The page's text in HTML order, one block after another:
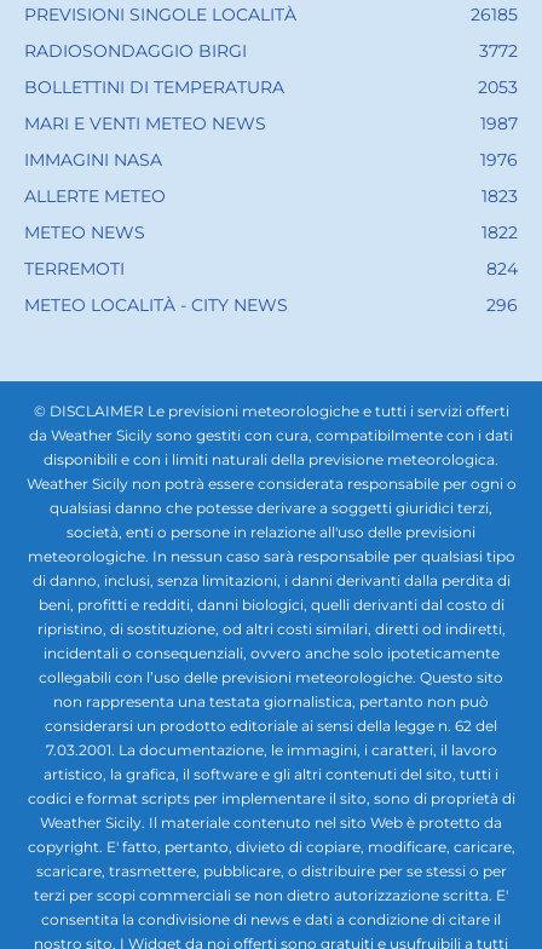
PREVISIONI SINGOLE LOCALITÀ
26185
RADIOSONDAGGIO BIRGI
3772
BOLLETTINI DI TEMPERATURA
2053
MARI E VENTI METEO NEWS
1987
IMMAGINI NASA
1976
ALLERTE METEO
1823
METEO NEWS
1822
TERREMOTI
824
METEO LOCALITÀ - CITY NEWS
296
© DISCLAIMER Le previsioni meteorologiche e tutti i servizi offerti
da Weather Sicily sono gestiti con cura, compatibilmente con i dati
disponibili e con i limiti naturali della previsione meteorologica.
Weather Sicily non potrà essere considerata responsabile per ogni o
qualsiasi danno che potesse derivare a soggetti giuridici terzi,
società, enti o persone in relazione all'uso delle previsioni
meteorologiche. In nessun caso sarà responsabile per qualsiasi tipo
di danno, inclusi, senza limitazioni, i danni derivanti dalla perdita di
beni, profitti e redditi, danni biologici, quelli derivanti dal costo di
ripristino, di sostituzione, od altri costi similari, diretti od indiretti,
incidentali o consequenziali, ovvero anche solo ipoteticamente
collegabili con l’uso delle previsioni meteorologiche. Questo sito
non rappresenta una testata giornalistica, pertanto non può
considerarsi un prodotto editoriale ai sensi della legge n. 62 del
7.03.2001. La documentazione, le immagini, i caratteri, il lavoro
artistico, la grafica, il software e gli altri contenuti del sito, tutti i
codici e format scripts per implementare il sito, sono di proprietà di
Weather Sicily. Il materiale contenuto nel sito Web è protetto da
copyright. E' fatto, pertanto, divieto di copiare, modificare, caricare,
scaricare, trasmettere, pubblicare, o distribuire per se stessi o per
terzi per scopi commerciali se non dietro autorizzazione scritta. E'
consentita la condivisione di news e dati a condizione di citare il
nostro sito. I Widget da noi offerti sono gratuiti e usufruibili a tutti